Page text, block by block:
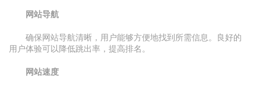
网站导航
确保网站导航清晰，用户能够方便地找到所需信息。良好的
用户体验可以降低跳出率，提高排名。
网站速度